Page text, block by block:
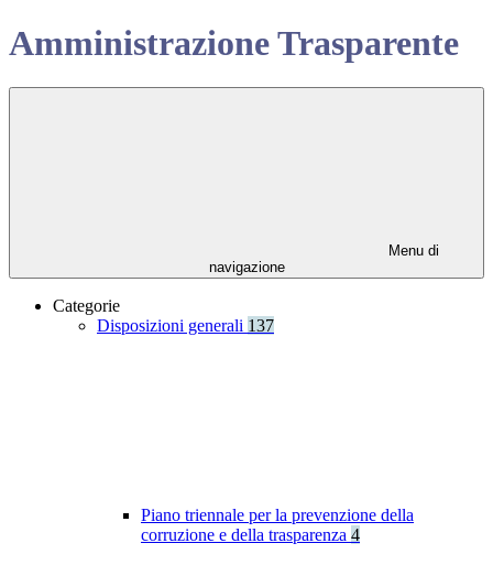
Amministrazione Trasparente
Menu di
navigazione
Categorie
Disposizioni generali 137
Piano triennale per la prevenzione della
corruzione e della trasparenza 4